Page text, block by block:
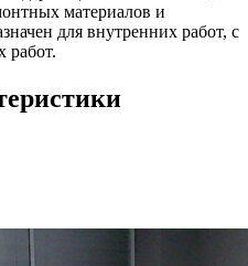
материалов и
для внутренних работ, с
работ.